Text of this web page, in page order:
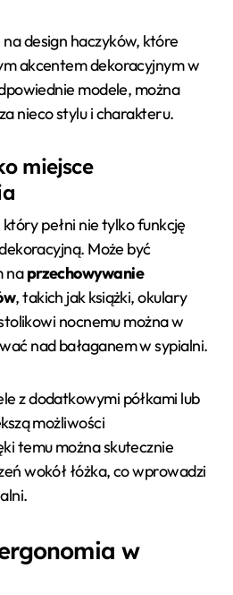
design haczyków, które
akcentem dekoracyjnym w
modele, można
nieco stylu i charakteru.
miejsce
pełni nie tylko funkcję
Może być
naprzechowywanie
, takich jak książki, okulary
nocnemu można w
nad bałaganem w sypialni.
z dodatkowymi półkami lub
możliwości
temu można skutecznie
wokół łóżka, co wprowadzi
w